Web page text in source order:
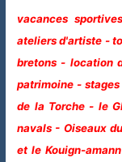
vacances
ateliers d'artiste -
bretons - location
patrimoine -
de la Torche - le
navals - Oiseaux
et le Kouign-